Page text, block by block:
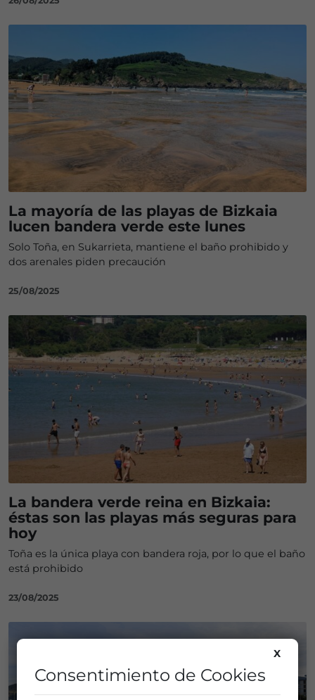
La mayoría de las playas de Bizkaia
lucen bandera verde este lunes
Solo Toña, en Sukarrieta, mantiene el baño prohibido y
dos arenales piden precaución
25/08/2025
La bandera verde reina en Bizkaia:
éstas son las playas más seguras para
hoy
Toña es la única playa con bandera roja, por lo que el baño
está prohibido
23/08/2025
X
Consentimiento de Cookies